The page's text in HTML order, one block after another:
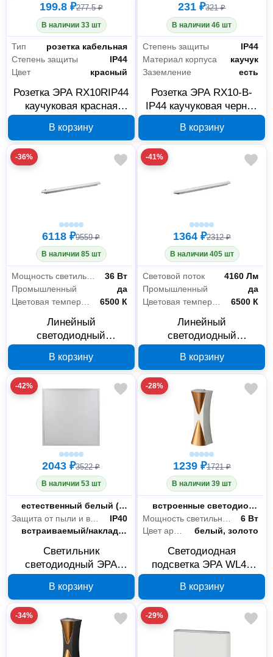
199.8 ₽277.5 ₽
В наличии 33 шт
Тип
розетка кабельная
Степень защиты
IP44
Цвет
красный
Розетка ЭРА RX10RIP44
каучуковая красная
В корзину
231 ₽321 ₽
В наличии 46 шт
Степень защиты
IP44
Материал корпуса
каучук
Заземление
есть
Розетка ЭРА RX10-B-
IP44 каучуковая черная
В корзину
-36%
6118 ₽9559 ₽
В наличии 85 шт
36 Вт
Промышленный
да
6500 К
Линейный
светодиодный
Вт IP65 Б0055417
В корзину
-41%
1364 ₽2312 ₽
В наличии 405 шт
Световой поток
4160 Лм
Промышленный
да
Цветовая температура
6500 К
Линейный
светодиодный
Вт IP65 Б0057716
В корзину
-42%
2043 ₽3522 ₽
В наличии 53 шт
Цветность
естественный белый (3300-5000 К)
IP40
Вид крепления
встраиваемый/накладной
Светильник
светодиодный ЭРА
В корзину
-28%
1239 ₽1721 ₽
В наличии 39 шт
Тип лампы
встроенные светодиоды
6 Вт
Цвет арматуры
белый, золото
Светодиодная
подсветка ЭРА WL43
В корзину
-34% -29%